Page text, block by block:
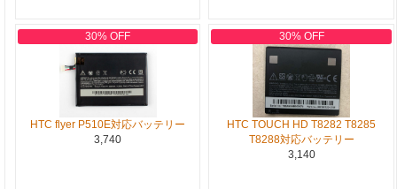
30% OFF
HTC flyer P510E対応バッテリー
3,740
30% OFF
HTC TOUCH HD T8282 T8285
T8288対応バッテリー
3,140